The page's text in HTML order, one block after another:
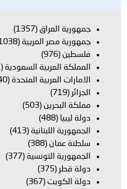
جمهورية العراق (1357)
جمهورية مصر العربية (1038)
فلسطين (976)
المملكة العربية السعودية (801)
الامارات العربية المتحدة (740)
الجزائر (719)
مملكة البحرين (503)
دولة ليبيا (488)
الجمهورية اللبنانية (413)
سلطنة عمان (388)
الجمهورية التونسية (377)
دولة قطر (375)
دولة الكويت (367)